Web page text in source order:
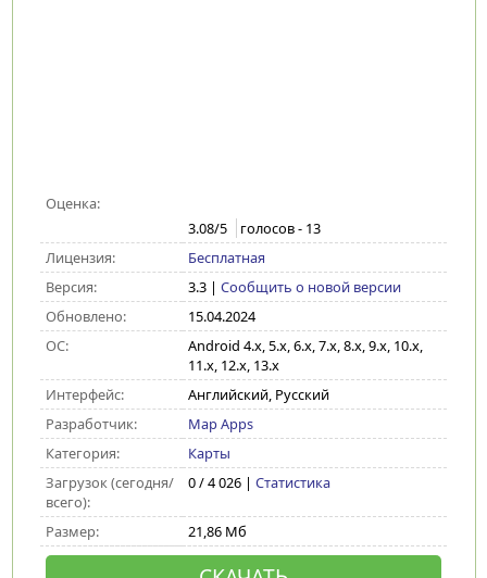
Оценка:
3.08/5 голосов - 13
Лицензия:
Бесплатная
Версия:
3.3| Сообщить о новой версии
Обновлено:
15.04.2024
ОС:
Android 4.x, 5.x, 6.x, 7.x, 8.x, 9.x, 10.x,
11.x, 12.x, 13.x
Интерфейс:
Английский, Русский
Разработчик:
Map Apps
Категория:
Карты
Загрузок (сегодня/
всего):
0 / 4 026 | Статистика
Размер: 21,86 Мб